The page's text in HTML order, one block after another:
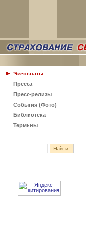
Экспонаты
Пресса
Пресс-релизы
События (Фото)
Библиотека
Термины